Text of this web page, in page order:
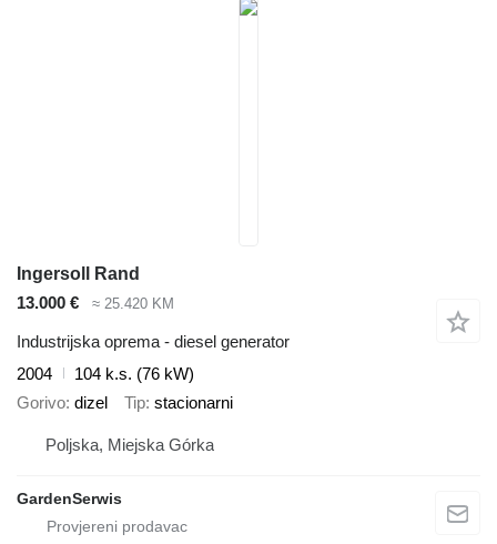
Ingersoll Rand
13.000 €
≈ 25.420 KM
Industrijska oprema - diesel generator
2004
104 k.s. (76 kW)
Gorivo dizel Tip stacionarni
Poljska, Miejska Górka
GardenSerwis